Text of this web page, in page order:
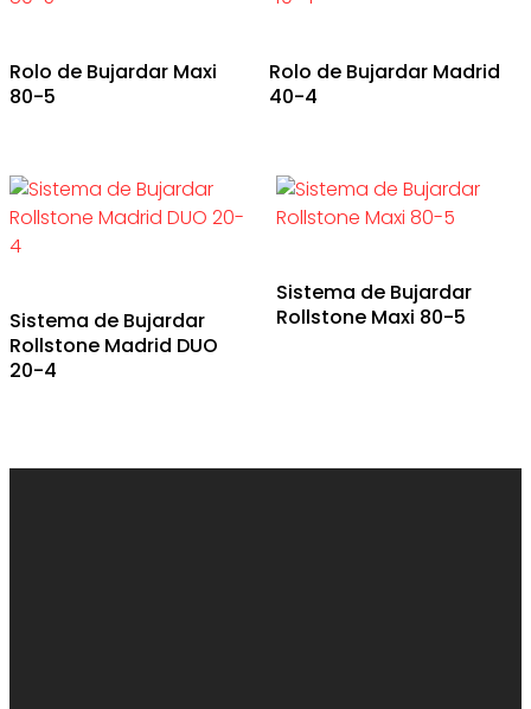
Rolo de Bujardar Maxi
80-5
Rolo de Bujardar Madrid
40-4
Sistema de Bujardar
Rollstone Madrid DUO
20-4
Sistema de Bujardar
Rollstone Maxi 80-5